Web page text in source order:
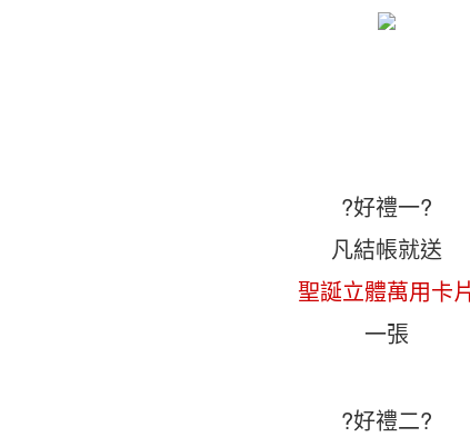
?好禮一?
凡結帳就送
聖誕立體萬用卡片
一張
?好禮二?